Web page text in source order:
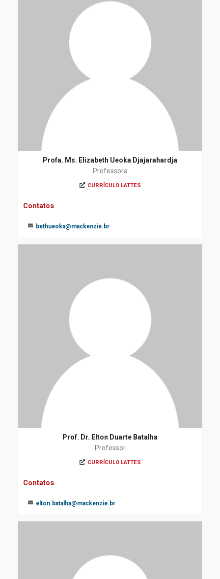
Profa. Ms. Elizabeth Ueoka Djajarahardja
Professora
CURRÍCULO LATTES
Contatos
bethueoka@mackenzie.br
Prof. Dr. Elton Duarte Batalha
Professor
CURRÍCULO LATTES
Contatos
elton.batalha@mackenzie.br